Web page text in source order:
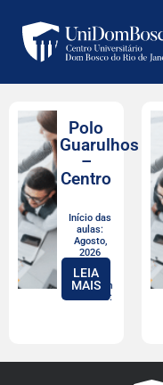
Polo
Guarulhos
–
Centro
Início das
aulas:
Agosto,
2026
Valor com
desconto:
LEIA
MAIS